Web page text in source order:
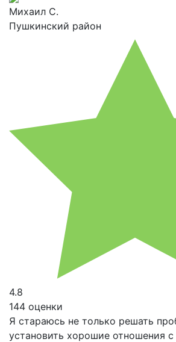
Михаил С.
Пушкинский район
4.8
144 оценки
Я стараюсь не только решать
установить хорошие отношения